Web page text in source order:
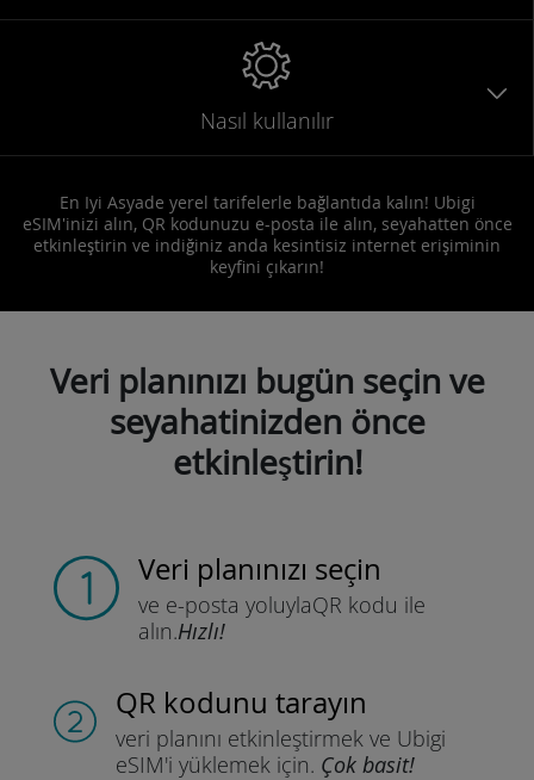
Nasıl kullanılır
En Iyi Asyade yerel tarifelerle bağlantıda kalın! Ubigi
eSIM'inizi alın, QR kodunuzu e-posta ile alın, seyahatten önce
etkinleştirin ve indiğiniz anda kesintisiz internet erişiminin
keyfini çıkarın!
Veri planınızı bugün seçin ve
seyahatinizden önce
etkinleştirin!
Veri planınızı seçin
ve e-posta yoluylaQR kodu ile
alın.Hızlı!
QR kodunu tarayın
veri planını etkinleştirmek ve Ubigi
eSIM'i yüklemek için. Çok basit!